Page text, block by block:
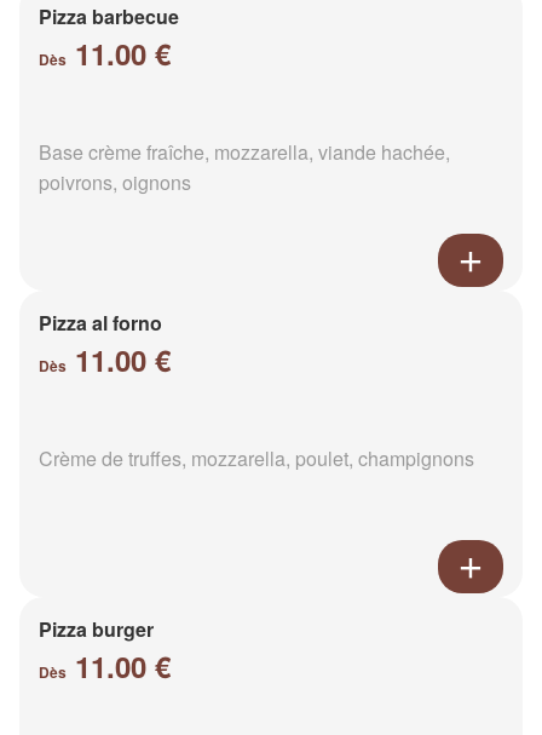
Pizza barbecue
Dès 11.00 €
Base crème fraîche, mozzarella, viande hachée,
poivrons, oignons
Pizza al forno
Dès 11.00 €
Crème de truffes, mozzarella, poulet, champignons
Pizza burger
Dès 11.00 €